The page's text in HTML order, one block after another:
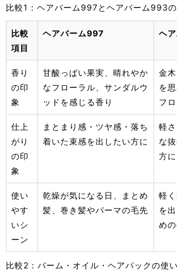
比較1：ヘアバーム997とヘアバーム993
比較
項目
ヘアバーム997 ヘ
香り
の印
象
甘酸っぱい果実、晴れやか
なフローラル、サンダルウ
ッドを感じる香り
金
を
フ
仕上
がり
の印
象
まとまり感・ツヤ感・落ち
着いた束感を出したい方に
軽
な
方に
使い
やす
いシ
ーン
乾燥が気になる日、まとめ
髪、巻き髪やパーマの毛先
軽
を
め
比較2：バーム・オイル・ヘアパックの使